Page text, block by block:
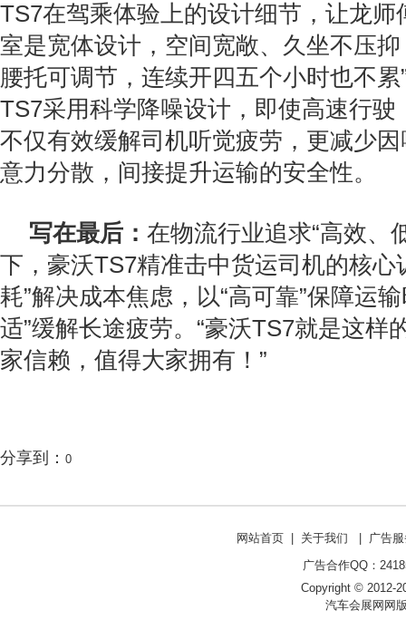
TS7在驾乘体验上的设计细节，让龙师
室是宽体设计，空间宽敞、久坐不压
腰托可调节，连续开四五个小时也不累
TS7采用科学降噪设计，即使高速行驶
不仅有效缓解司机听觉疲劳，更减少
意力分散，间接提升运输的安全性。
写在最后： 在物流行业追求“高效、
下，豪沃TS7精准击中货运司机的核心
耗”解决成本焦虑，以“高可靠”保障运
适”缓解长途疲劳。“豪沃TS7就是这样
家信赖，值得大家拥有！”
分享到： 0
网站首页 关于我们
广告
广告合作QQ：
Copyright © 2012-
汽车会展网网